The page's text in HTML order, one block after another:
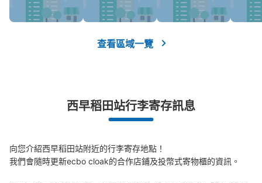
查看區域一覽
西早稻田站行李寄存訊息
向您介紹西早稻田站附近的行李寄存地點！
我們會隨時更新ecbo cloak的合作店鋪及投幣式寄物櫃的資訊。